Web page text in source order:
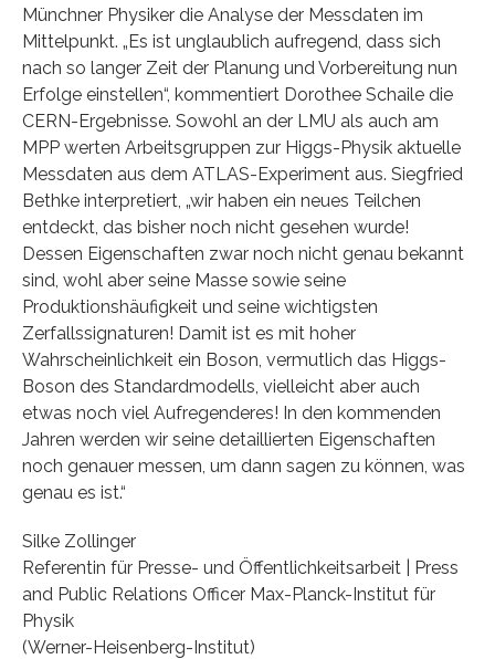
Münchner Physiker die Analyse der Messdaten im
Mittelpunkt. „Es ist unglaublich aufregend, dass sich
nach so langer Zeit der Planung und Vorbereitung nun
Erfolge einstellen“, kommentiert Dorothee Schaile die
CERN-Ergebnisse. Sowohl an der LMU als auch am
MPP werten Arbeitsgruppen zur Higgs-Physik aktuelle
Messdaten aus dem ATLAS-Experiment aus. Siegfried
Bethke interpretiert, „wir haben ein neues Teilchen
entdeckt, das bisher noch nicht gesehen wurde!
Dessen Eigenschaften zwar noch nicht genau bekannt
sind, wohl aber seine Masse sowie seine
Produktionshäufigkeit und seine wichtigsten
Zerfallssignaturen! Damit ist es mit hoher
Wahrscheinlichkeit ein Boson, vermutlich das Higgs-
Boson des Standardmodells, vielleicht aber auch
etwas noch viel Aufregenderes! In den kommenden
Jahren werden wir seine detaillierten Eigenschaften
noch genauer messen, um dann sagen zu können, was
genau es ist.“
Silke Zollinger
Referentin für Presse- und Öffentlichkeitsarbeit | Press
and Public Relations Officer Max-Planck-Institut für
Physik
(Werner-Heisenberg-Institut)